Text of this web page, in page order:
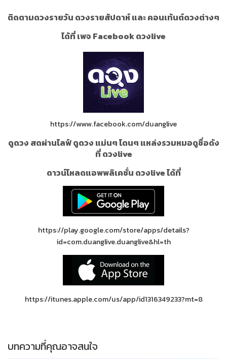
ติดตามดวงรายวัน ดวงรายสัปดาห์ และ คอนเท้นต์ดวงต่างๆ
ได้ที่ เพจ Facebook ดวงlive
https://www.facebook.com/duanglive
ดูดวง สดผ่านไลฟ์ ดูดวง แม่นๆ โดนๆ แหล่งรวมหมอดูชื่อดัง
ที่ ดวงlive
ดาวน์โหลดแอพพลิเคชั่น ดวงlive ได้ที่
https://play.google.com/store/apps/details?
id=com.duanglive.duanglive&hl=th
https://itunes.apple.com/us/app/id1316349233?mt=8
บทความที่คุณอาจสนใจ